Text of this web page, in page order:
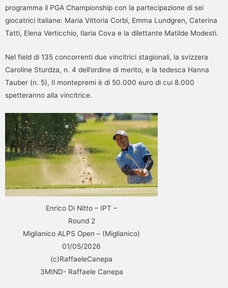
programma il PGA Championship con la partecipazione di sei
giocatrici italiane: Maria Vittoria Corbi, Emma Lundgren, Caterina
Tatti, Elena Verticchio, Ilaria Cova e la dilettante Matilde Modesti.
Nel field di 135 concorrenti due vincitrici stagionali, la svizzera
Caroline Sturdza, n. 4 dell’ordine di merito, e la tedesca Hanna
Tauber (n. 5), Il montepremi è di 50.000 euro di cui 8.000
spetteranno alla vincitrice.
Enrico Di Nitto – IPT –
Round 2
Miglianico ALPS Open – (Miglianico)
01/05/2026
(c)RaffaeleCanepa
3MIND- Raffaele Canepa